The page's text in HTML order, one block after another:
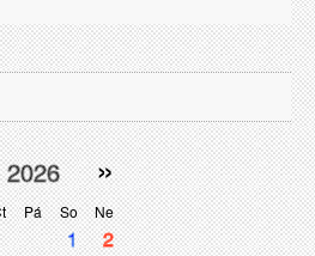
Pá So Ne
»
1
2